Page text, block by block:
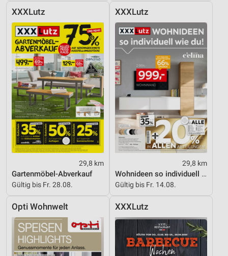
XXXLutz
29,8 km
Gartenmöbel-Abverkauf
Gültig bis Fr. 28.08.
XXXLutz
29,8 km
Wohnideen so individuell wie du!
Gültig bis Fr. 14.08.
Opti Wohnwelt XXXLutz